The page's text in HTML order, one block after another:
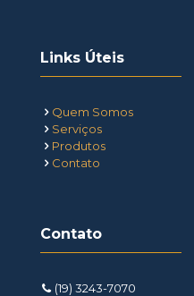
Links Úteis
Quem Somos
Serviços
Produtos
Contato
Contato
(19) 3243-7070